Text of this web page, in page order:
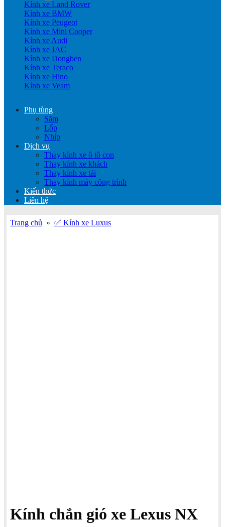
Kính xe Land Rover
Kính xe BMW
Kính xe Peugeot
Kính xe Mini Cooper
Kính xe Audi
Kính xe JAC
Kính xe Dongben
Kính xe Teraco
Kính xe Hino
Kính xe Veam
Phụ tùng
Săm
Lốp
Nhíp
Dịch vụ
Thay kính xe ô tô con
Thay kính xe khách
Thay kính xe tải
Thay kính máy công trình
Kiến thức
Liên hệ
Trang chủ » ✅ Kính xe Luxus
Kính chắn gió xe Lexus NX